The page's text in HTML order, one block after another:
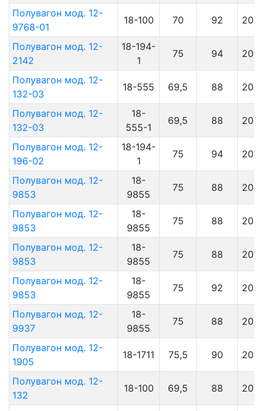
Полувагон мод. 12-
9768-01
18-100 70 92 2014
Полувагон мод. 12-
2142
18-194-
1
75 94 2014
Полувагон мод. 12-
132-03
18-555 69,5 88 2014
Полувагон мод. 12-
132-03
18-
555-1
69,5 88 2014
Полувагон мод. 12-
196-02
18-194-
1
75 94 2014
Полувагон мод. 12-
9853
18-
9855
75 88 2014
Полувагон мод. 12-
9853
18-
9855
75 88 2014
Полувагон мод. 12-
9853
18-
9855
75 88 2014
Полувагон мод. 12-
9853
18-
9855
75 92 2014
Полувагон мод. 12-
9937
18-
9855
75 88 2014
Полувагон мод. 12-
1905
18-1711 75,5 90 2013
Полувагон мод. 12-
132
18-100 69,5 88 2013